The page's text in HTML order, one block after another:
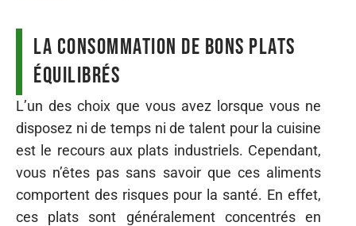
La consommation de bons plats
équilibrés
L’un des choix que vous avez lorsque vous ne
disposez ni de temps ni de talent pour la cuisine
est le recours aux plats industriels. Cependant,
vous n’êtes pas sans savoir que ces aliments
comportent des risques pour la santé. En effet,
ces plats sont généralement concentrés en